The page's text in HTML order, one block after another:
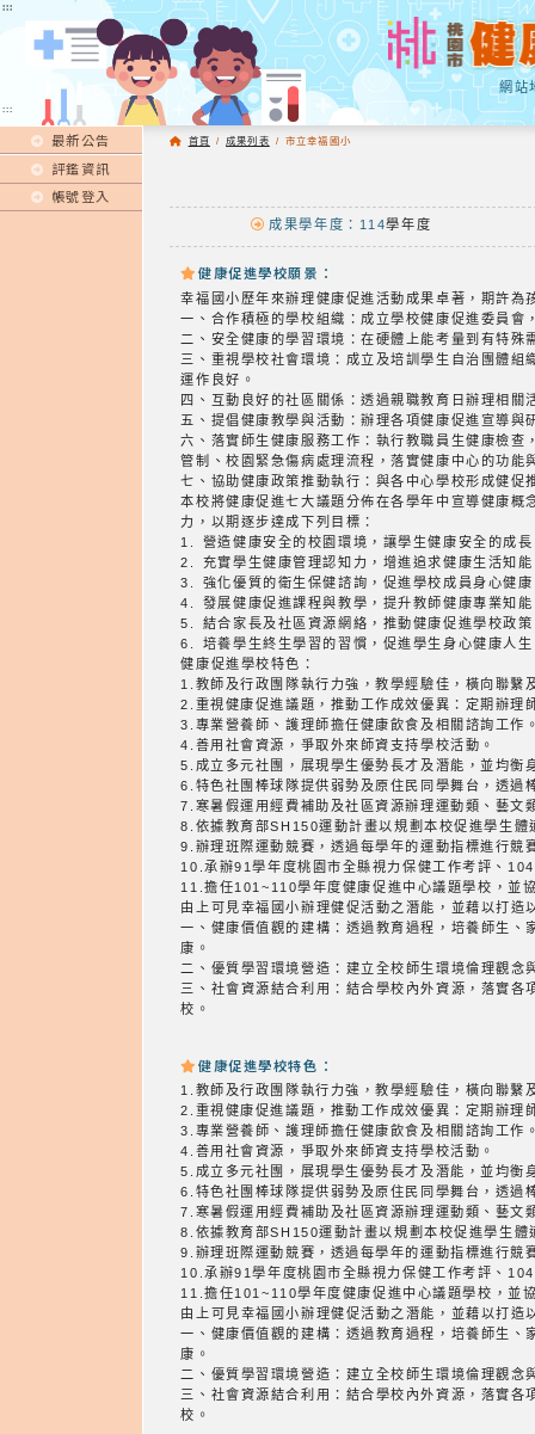
:::
網站
:::
最新公告
評鑑資訊
帳號登入
首頁 / 成果列表 / 市立幸福國小
成果學年度：114學年度
健康促進學校願景：
幸福國小歷年來辦理健康促進活動成果卓著，期許
一、合作積極的學校組織：成立學校健康促進委員會
二、安全健康的學習環境：在硬體上能考量到有特
三、重視學校社會環境：成立及培訓學生自治團體
運作良好。
四、互動良好的社區關係：透過親職教育日辦理相
五、提倡健康教學與活動：辦理各項健康促進宣導
六、落實師生健康服務工作：執行教職員生健康檢
管制、校園緊急傷病處理流程，落實健康中心的功能
七、協助健康政策推動執行：與各中心學校形成健
本校將健康促進七大議題分佈在各學年中宣導健康
力，以期逐步達成下列目標：
1. 營造健康安全的校園環境，讓學生健康安全的成長
2. 充實學生健康管理認知力，增進追求健康生活知能
3. 強化優質的衛生保健諮詢，促進學校成員身心健康
4. 發展健康促進課程與教學，提升教師健康專業知能
5. 結合家長及社區資源網絡，推動健康促進學校政策
6. 培養學生終生學習的習慣，促進學生身心健康人生
健康促進學校特色：
1.教師及行政團隊執行力強，教學經驗佳，橫向聯繫
2.重視健康促進議題，推動工作成效優異：定期辦理
3.專業營養師、護理師擔任健康飲食及相關諮詢工作
4.善用社會資源，爭取外來師資支持學校活動。
5.成立多元社團，展現學生優勢長才及潛能，並均衡
6.特色社團棒球隊提供弱勢及原住民同學舞台，透過
7.寒暑假運用經費補助及社區資源辦理運動類、藝文
8.依據教育部SH150運動計畫以規劃本校促進學生
9.辦理班際運動競賽，透過每學年的運動指標進行競
10.承辦91學年度桃園市全縣視力保健工作考評、
11.擔任101~110學年度健康促進中心議題學校，並
由上可見幸福國小辦理健促活動之潛能，並藉以打造
一、健康價值觀的建構：透過教育過程，培養師生
康。
二、優質學習環境營造：建立全校師生環境倫理觀
三、社會資源結合利用：結合學校內外資源，落實
校。
健康促進學校特色：
1.教師及行政團隊執行力強，教學經驗佳，橫向聯繫
2.重視健康促進議題，推動工作成效優異：定期辦理
3.專業營養師、護理師擔任健康飲食及相關諮詢工作
4.善用社會資源，爭取外來師資支持學校活動。
5.成立多元社團，展現學生優勢長才及潛能，並均衡
6.特色社團棒球隊提供弱勢及原住民同學舞台，透過
7.寒暑假運用經費補助及社區資源辦理運動類、藝文
8.依據教育部SH150運動計畫以規劃本校促進學生
9.辦理班際運動競賽，透過每學年的運動指標進行競
10.承辦91學年度桃園市全縣視力保健工作考評、
11.擔任101~110學年度健康促進中心議題學校，並
由上可見幸福國小辦理健促活動之潛能，並藉以打造
一、健康價值觀的建構：透過教育過程，培養師生
康。
二、優質學習環境營造：建立全校師生環境倫理觀
三、社會資源結合利用：結合學校內外資源，落實
校。
:::